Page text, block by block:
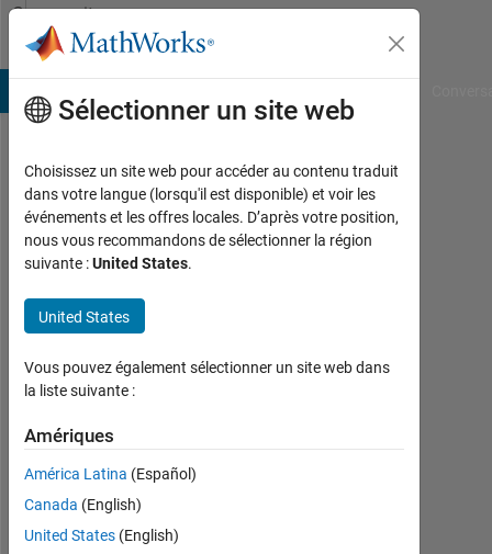
Passer au contenu
Community
Profile
Sai
Krishna
Praneeth
Duggirala
seen:
environ
y a
depuis
2021
Sélectionner un site web
Choisissez un site web pour accéder au contenu traduit
dans votre langue (lorsqu'il est disponible) et voir les
événements et les offres locales. D’après votre position,
nous vous recommandons de sélectionner la région
suivante :United States.
United States
Vous pouvez également sélectionner un site web dans
la liste suivante :
Amériques
América Latina (Español)
Canada (English)
United States (English)